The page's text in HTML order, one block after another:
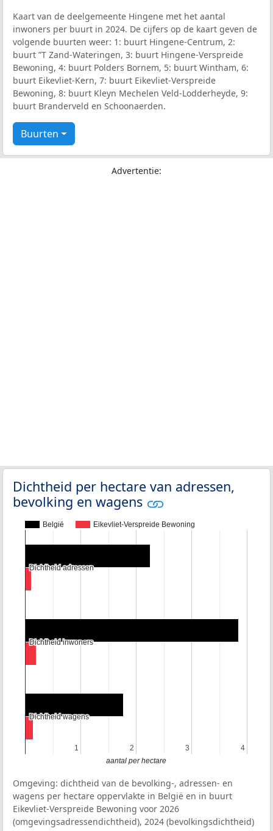
Kaart van de deelgemeente Hingene met het aantal
inwoners per buurt in 2024. De cijfers op de kaart geven de
volgende buurten weer: 1: buurt Hingene-Centrum, 2:
buurt ”T Zand-Wateringen, 3: buurt Hingene-Verspreide
Bewoning, 4: buurt Polders Bornem, 5: buurt Wintham, 6:
buurt Eikevliet-Kern, 7: buurt Eikevliet-Verspreide
Bewoning, 8: buurt Kleyn Mechelen Veld-Lodderheyde, 9:
buurt Branderveld en Schoonaerden.
Buurten
Advertentie:
Dichtheid per hectare van adressen,
bevolking en wagens
België Eikevliet-Verspreide Bewoning
1
1 2
2 3
3 4
4
Dichtheid adressen
Dichtheid adressen
Dichtheid inwoners
Dichtheid inwoners
Dichtheid wagens
Dichtheid wagens
aantal per hectare
Omgeving: dichtheid van de bevolking-, adressen- en
wagens per hectare oppervlakte in België en in buurt
Eikevliet-Verspreide Bewoning voor 2026
(omgevingsadressendichtheid), 2024 (bevolkingsdichtheid)